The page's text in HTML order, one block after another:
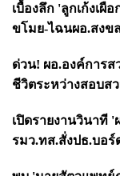
เบื้องลึก 'ลูกเก้งเผือ
ขโมย-ไฉนผอ.สงข
ด่วน! ผอ.องค์การส
ชีวิตระหว่างสอบส
เปิดรายงานวินาที '
รมว.ทส.สั่งปธ.บอ